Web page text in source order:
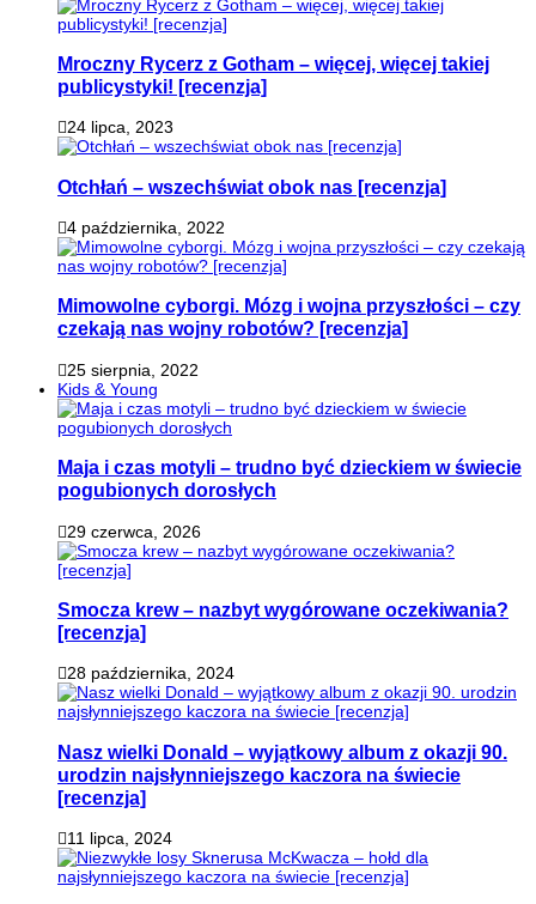
Mroczny Rycerz z Gotham – więcej, więcej takiej
publicystyki! [recenzja]
24 lipca, 2023
Otchłań – wszechświat obok nas [recenzja]
4 października, 2022
Mimowolne cyborgi. Mózg i wojna przyszłości – czy
czekają nas wojny robotów? [recenzja]
25 sierpnia, 2022
Kids & Young
Maja i czas motyli – trudno być dzieckiem w świecie
pogubionych dorosłych
29 czerwca, 2026
Smocza krew – nazbyt wygórowane oczekiwania?
[recenzja]
28 października, 2024
Nasz wielki Donald – wyjątkowy album z okazji 90.
urodzin najsłynniejszego kaczora na świecie
[recenzja]
11 lipca, 2024